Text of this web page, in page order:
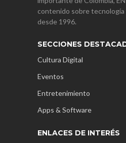
contenido sobre
desde 1996.
SECCIONES
Cultura Digital
Eventos
Entretenimiento
Apps & Software
ENLACES DE INTERÉS